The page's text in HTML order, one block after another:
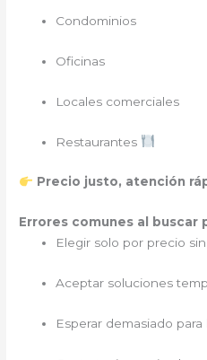
Condominios
Oficinas
Locales comerciales
Restaurantes
Precio justo, atención
Errores comunes al buscar
Elegir solo por precio
Aceptar soluciones
Esperar demasiado para